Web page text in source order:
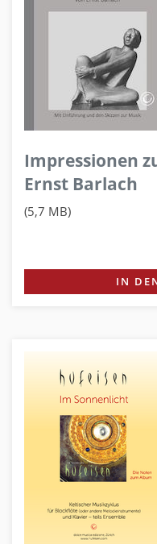
Impressionen
Ernst Barlach
(5,7 MB)
IN